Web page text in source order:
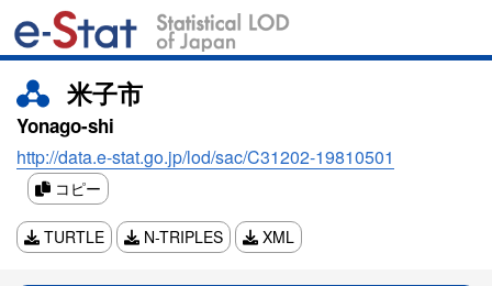
米子市
Yonago-shi
http://data.e-stat.go.jp/lod/sac/C31202-19810501
コピー
TURTLE N-TRIPLES XML